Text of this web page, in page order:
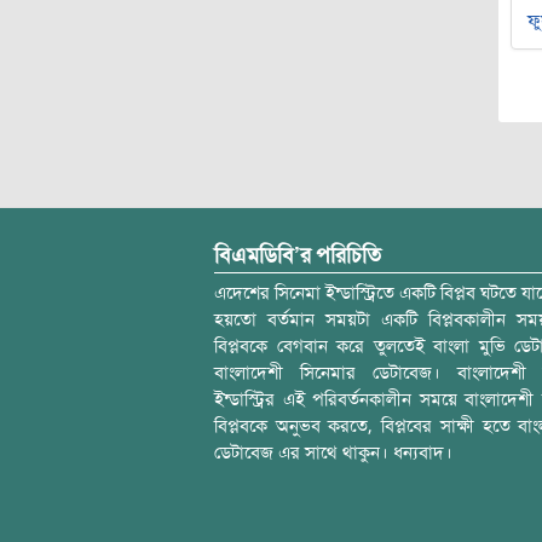
বিএমডিবি’র পরিচিতি
এদেশের সিনেমা ইন্ডাস্ট্রিতে একটি বিপ্লব ঘটতে
হয়তো বর্তমান সময়টা একটি বিপ্লবকালীন
বিপ্লবকে বেগবান করে তুলতেই বাংলা মুভি
বাংলাদেশী সিনেমার ডেটাবেজ। বাংলাদেশী
ইন্ডাস্ট্রির এই পরিবর্তনকালীন সময়ে বাংলাদেশী
বিপ্লবকে অনুভব করতে, বিপ্লবের সাক্ষী হতে
ডেটাবেজ এর সাথে থাকুন। ধন্যবাদ।